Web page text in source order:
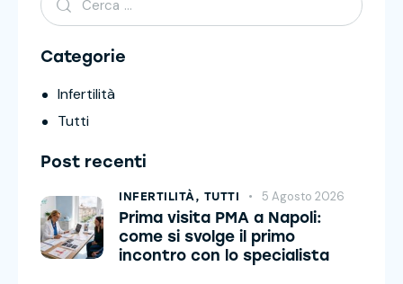
Categorie
Infertilità
Tutti
Post recenti
INFERTILITÀ, TUTTI 5 Agosto 2026
Prima visita PMA a Napoli:
come si svolge il primo
incontro con lo specialista